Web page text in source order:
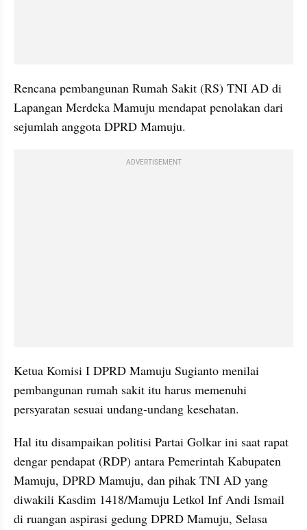
Rencana pembangunan Rumah Sakit (RS) TNI AD di
Lapangan Merdeka Mamuju mendapat penolakan dari
sejumlah anggota DPRD Mamuju.
ADVERTISEMENT
Ketua Komisi I DPRD Mamuju Sugianto menilai
pembangunan rumah sakit itu harus memenuhi
persyaratan sesuai undang-undang kesehatan.
Hal itu disampaikan politisi Partai Golkar ini saat rapat
dengar pendapat (RDP) antara Pemerintah Kabupaten
Mamuju, DPRD Mamuju, dan pihak TNI AD yang
diwakili Kasdim 1418/Mamuju Letkol Inf Andi Ismail
di ruangan aspirasi gedung DPRD Mamuju, Selasa